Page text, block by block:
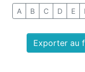
A B C D E
Exporter au